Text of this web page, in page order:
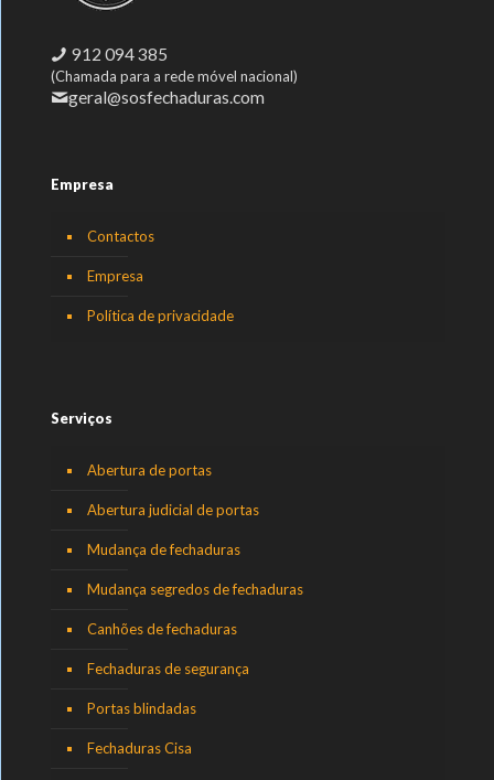
912 094 385
(Chamada para a rede móvel nacional)
geral@sosfechaduras.com
Empresa
Contactos
Empresa
Política de privacidade
Serviços
Abertura de portas
Abertura judicial de portas
Mudança de fechaduras
Mudança segredos de fechaduras
Canhões de fechaduras
Fechaduras de segurança
Portas blindadas
Fechaduras Cisa